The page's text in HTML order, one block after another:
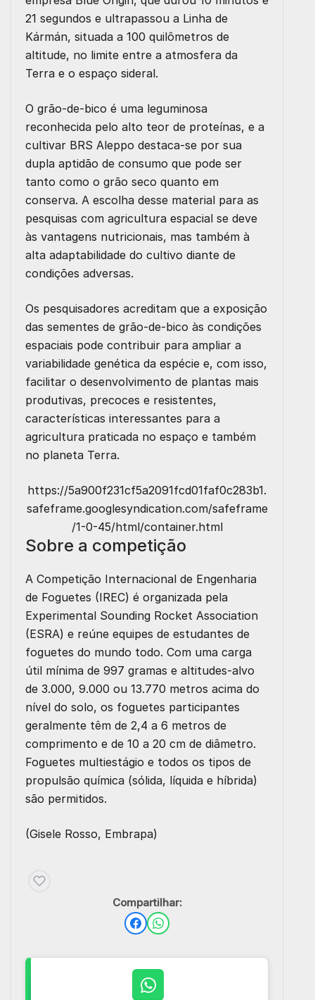
21 segundos e ultrapassou a Linha de
Kármán, situada a 100 quilômetros de
altitude, no limite entre a atmosfera da
Terra e o espaço sideral.
O grão-de-bico é uma leguminosa
reconhecida pelo alto teor de proteínas, e a
cultivar BRS Aleppo destaca-se por sua
dupla aptidão de consumo que pode ser
tanto como o grão seco quanto em
conserva. A escolha desse material para as
pesquisas com agricultura espacial se deve
às vantagens nutricionais, mas também à
alta adaptabilidade do cultivo diante de
condições adversas.
Os pesquisadores acreditam que a exposição
das sementes de grão-de-bico às condições
espaciais pode contribuir para ampliar a
variabilidade genética da espécie e, com isso,
facilitar o desenvolvimento de plantas mais
produtivas, precoces e resistentes,
características interessantes para a
agricultura praticada no espaço e também
no planeta Terra.
https://5a900f231cf5a2091fcd01faf0c283b1.
safeframe.googlesyndication.com/safeframe
/1-0-45/html/container.html
Sobre a competição
A Competição Internacional de Engenharia
de Foguetes (IREC) é organizada pela
Experimental Sounding Rocket Association
(ESRA) e reúne equipes de estudantes de
foguetes do mundo todo. Com uma carga
útil mínima de 997 gramas e altitudes-alvo
de 3.000, 9.000 ou 13.770 metros acima do
nível do solo, os foguetes participantes
geralmente têm de 2,4 a 6 metros de
comprimento e de 10 a 20 cm de diâmetro.
Foguetes multiestágio e todos os tipos de
propulsão química (sólida, líquida e híbrida)
são permitidos.
(Gisele Rosso, Embrapa)
Compartilhar: